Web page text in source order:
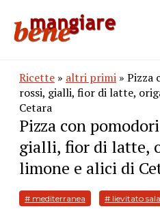
Ricette » altri primi »
rossi, gialli, fior di latte,
Cetara
Pizza con
gialli, fior di latte,
limone e alici di
# mediterranea # lievitato